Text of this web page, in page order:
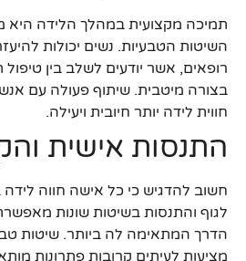
תמיכה מקצועית במהלך הלידה היא
השיטות הטבעיות. נשים יכולות
רופאים, אשר יודעים לשלב בין
בצורה מיטבית. שיתוף פעולה עם
חווית לידה יותר חיובית ויעילה.
התנסות אישית
חשוב להדגיש כי כל אישה חווה
לגוף והתנסות בשיטות שונות
הדרך המתאימה לה ביותר. שיטות
מציעות לעיתים קרובות פתרונות